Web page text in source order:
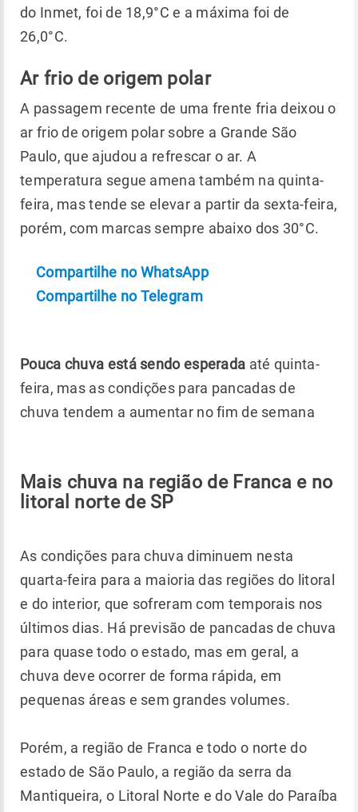
do Inmet, foi de 18,9°C e a máxima foi de
26,0°C.
Ar frio de origem polar
A passagem recente de uma frente fria deixou o
ar frio de origem polar sobre a Grande São
Paulo, que ajudou a refrescar o ar. A
temperatura segue amena também na quinta-
feira, mas tende se elevar a partir da sexta-feira,
porém, com marcas sempre abaixo dos 30°C.
Compartilhe no WhatsApp
Compartilhe no Telegram
Pouca chuva está sendo esperada até quinta-
feira, mas as condições para pancadas de
chuva tendem a aumentar no fim de semana
Mais chuva na região de Franca e no
litoral norte de SP
As condições para chuva diminuem nesta
quarta-feira para a maioria das regiões do litoral
e do interior, que sofreram com temporais nos
últimos dias. Há previsão de pancadas de chuva
para quase todo o estado, mas em geral, a
chuva deve ocorrer de forma rápida, em
pequenas áreas e sem grandes volumes.
Porém, a região de Franca e todo o norte do
estado de São Paulo, a região da serra da
Mantiqueira, o Litoral Norte e do Vale do Paraíba